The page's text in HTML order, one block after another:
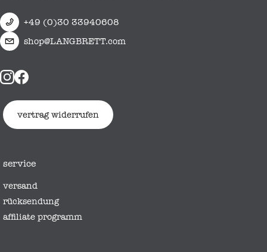
+49 (0)30 33940608
shop@LANGBRETT.com
vertrag widerrufen
service
versand
rücksendung
affiliate programm